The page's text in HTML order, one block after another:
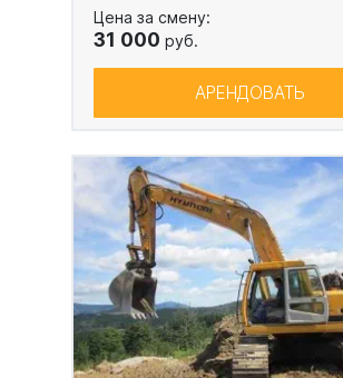
Цена за смену:
31 000 руб.
АРЕНДОВАТЬ